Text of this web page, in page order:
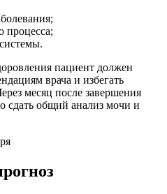
процесса;
пациент должен
врача и избегать
месяц после завершения
сдать общий анализ мочи и